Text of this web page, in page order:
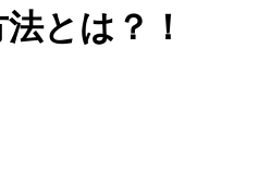
とは？！